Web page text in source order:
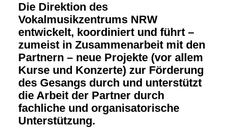
Die Direktion des
Vokalmusikzentrums NRW
entwickelt, koordiniert und führt –
zumeist in Zusammenarbeit mit den
Partnern – neue Projekte (vor allem
Kurse und Konzerte) zur Förderung
des Gesangs durch und unterstützt
die Arbeit der Partner durch
fachliche und organisatorische
Unterstützung.